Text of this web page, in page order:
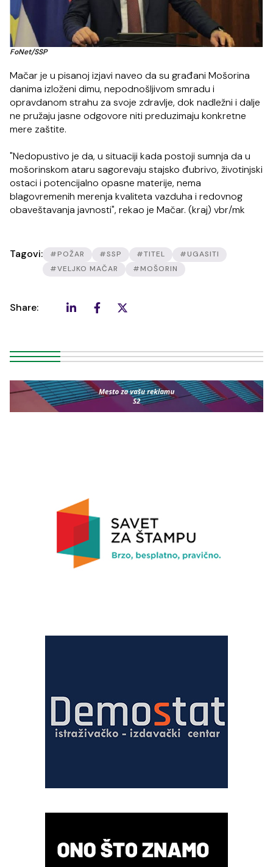
FoNet/SSP
Mačar je u pisanoj izjavi naveo da su građani Mošorina
danima izloženi dimu, nepodnošljivom smradu i
opravdanom strahu za svoje zdravlje, dok nadležni i dalje
ne pružaju jasne odgovore niti preduzimaju konkretne
mere zaštite.
"Nedopustivo je da, u situaciji kada postoji sumnja da u
mošorinskom ataru sagorevaju stajsko đubrivo, životinjski
ostaci i potencijalno opasne materije, nema
blagovremenih merenja kvaliteta vazduha i redovnog
obaveštavanja javnosti", rekao je Mačar. (kraj) vbr/mk
Tagovi: #POŽAR #SSP #TITEL
#UGASITI
#VELJKO MAČAR
#MOŠORIN
Share: